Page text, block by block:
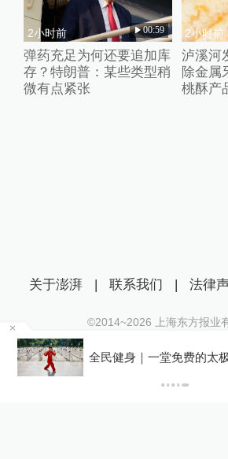
2小时前 00:59
弹药充足为何还要追加库
存？特朗普：某些类型稍
微有点紧张
2小时前
泸溪河
除金属
桃酥产
全民健身｜一堂免费的太
关于澎湃 | 联系我们 | 法律
©2014~2026 上海东方报业
沪ICP证：沪B2-20170116 | 沪ICP
互联网新闻信息服务许可证：
沪公网安备